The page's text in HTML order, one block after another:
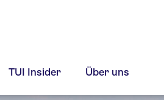
TUI Insider Über uns